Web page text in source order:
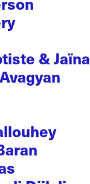
& Jaïna